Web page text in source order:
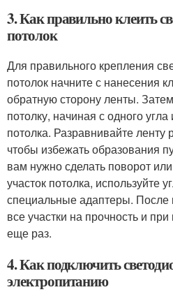
3. Как правильно клеить
потолок
Для правильного крепления
потолок начните с нанесения
обратную сторону ленты.
потолку, начиная с одного
потолка. Разравнивайте ленту
чтобы избежать образования
вам нужно сделать поворот
участок потолка, используйте
специальные адаптеры. После
все участки на прочность и
еще раз.
4. Как подключить
электропитанию